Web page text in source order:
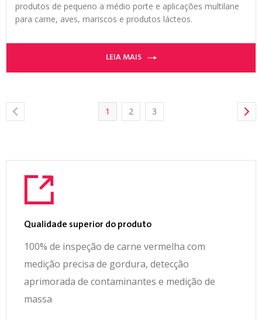
produtos de pequeno a médio porte e aplicações multilane
para carne, aves, mariscos e produtos lácteos.
LEIA MAIS
1 2 3
Qualidade superior do produto
100% de inspeção de carne vermelha com
medição precisa de gordura, detecção
aprimorada de contaminantes e medição de
massa